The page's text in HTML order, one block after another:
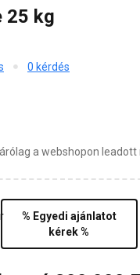
25 kg
0 kérdés
a webshopon
% Egyedi ajánlatot
kérek %